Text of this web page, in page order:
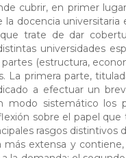
cubrir, en primer
docencia
trate de dar
universidades
(estructura,
La primera parte,
a efectuar un
sistemático los
sobre el papel
rasgos distintivos
extensa y